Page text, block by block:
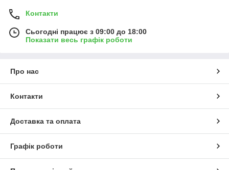
Контакти
Сьогодні працює з 09:00 до 18:00
Показати весь графік роботи
Про нас
Контакти
Доставка та оплата
Графік роботи